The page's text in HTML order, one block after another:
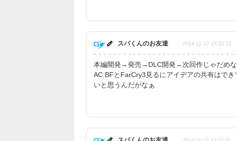
スパくんのお友達 2014-11-17 15:33:13
本編開発→発売→DLC開発→次回作じゃだめ
AC:BFとFarCry3見るにアイデアの共有はで
いと思うんだがなぁ